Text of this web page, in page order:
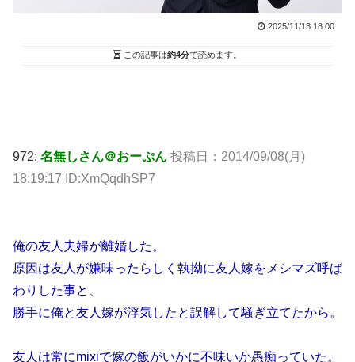
2025/11/13 18:00
この記事は約4分で読めます。
972: 名無しさん＠おーぷん 投稿日：2014/09/08(月)
18:19:17 ID:XmQqdhSP7
俺の友人夫婦が離婚した。
原因は友人が嫌味ったらしく執拗に友人嫁をメシマズ呼ば
わりした事と、
勝手に俺と友人嫁が浮気したと誤解して騒ぎ立てたから。
友人は常にmixiで嫁の飯がいかに不味いか愚痴っていた。